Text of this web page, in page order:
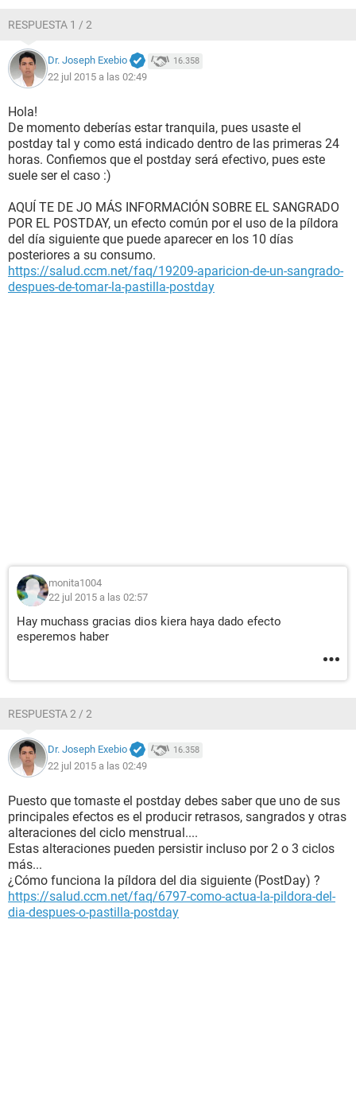
RESPUESTA 1 / 2
Dr. Joseph Exebio 16.358
22 jul 2015 a las 02:49
Hola!
De momento deberías estar tranquila, pues usaste el
postday tal y como está indicado dentro de las primeras 24
horas. Confiemos que el postday será efectivo, pues este
suele ser el caso :)
AQUÍ TE DE JO MÁS INFORMACIÓN SOBRE EL SANGRADO
POR EL POSTDAY, un efecto común por el uso de la píldora
del día siguiente que puede aparecer en los 10 días
posteriores a su consumo.
https://salud.ccm.net/faq/19209-aparicion-de-un-sangrado-
despues-de-tomar-la-pastilla-postday
monita1004
22 jul 2015 a las 02:57
Hay muchass gracias dios kiera haya dado efecto
esperemos haber
RESPUESTA 2 / 2
Dr. Joseph Exebio 16.358
22 jul 2015 a las 02:49
Puesto que tomaste el postday debes saber que uno de sus
principales efectos es el producir retrasos, sangrados y otras
alteraciones del ciclo menstrual....
Estas alteraciones pueden persistir incluso por 2 o 3 ciclos
más...
¿Cómo funciona la píldora del dia siguiente (PostDay) ?
https://salud.ccm.net/faq/6797-como-actua-la-pildora-del-
dia-despues-o-pastilla-postday